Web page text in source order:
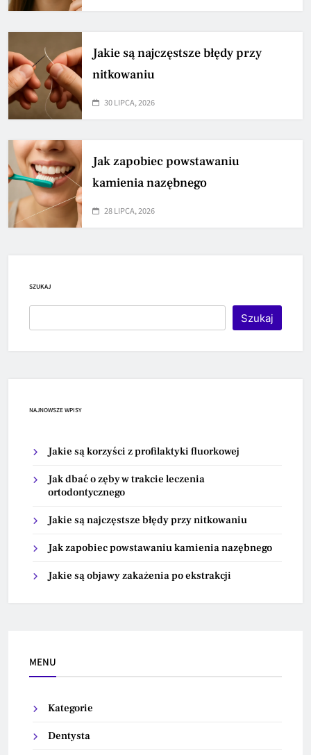
Jakie są najczęstsze błędy przy
nitkowaniu
30 LIPCA, 2026
Jak zapobiec powstawaniu
kamienia nazębnego
28 LIPCA, 2026
SZUKAJ
Szukaj
NAJNOWSZE WPISY
Jakie są korzyści z profilaktyki fluorkowej
Jak dbać o zęby w trakcie leczenia
ortodontycznego
Jakie są najczęstsze błędy przy nitkowaniu
Jak zapobiec powstawaniu kamienia nazębnego
Jakie są objawy zakażenia po ekstrakcji
MENU
Kategorie
Dentysta